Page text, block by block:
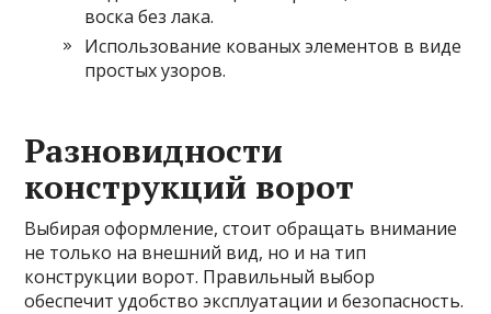
воска без лака.
Использование кованых элементов в виде
простых узоров.
Разновидности
конструкций ворот
Выбирая оформление, стоит обращать внимание
не только на внешний вид, но и на тип
конструкции ворот. Правильный выбор
обеспечит удобство эксплуатации и безопасность.